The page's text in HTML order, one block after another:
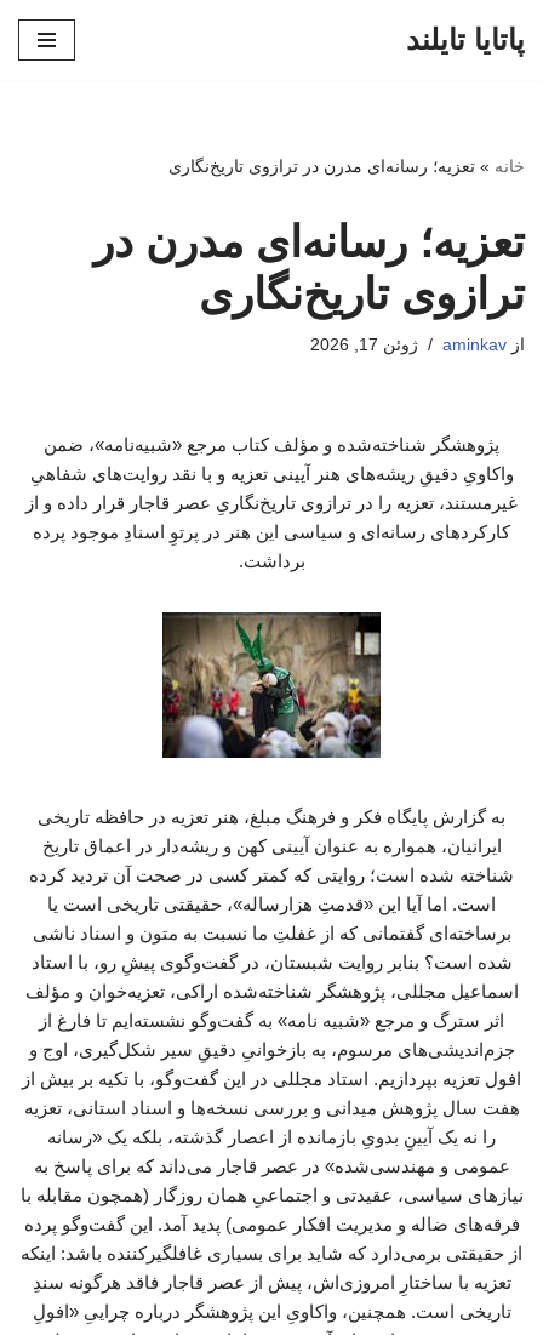
پاتایا تایلند
خانه » تعزیه؛ رسانه‌ای مدرن در ترازوی تاریخ‌نگاری
تعزیه؛ رسانه‌ای مدرن در
ترازوی تاریخ‌نگاری
از aminkav ژوئن 17, 2026
پژوهشگر شناخته‌شده و مؤلف کتاب مرجع «شبیه‌نامه»، ضمن
واکاویِ دقیقِ ریشه‌های هنر آیینی تعزیه و با نقد روایت‌های شفاهیِ
غیرمستند، تعزیه را در ترازوی تاریخ‌نگاریِ عصر قاجار قرار داده و از
کارکردهای رسانه‌ای و سیاسی این هنر در پرتوِ اسنادِ موجود پرده
برداشت.
به گزارش پایگاه فکر و فرهنگ مبلغ، هنر تعزیه در حافظه تاریخی ایرانیان، همواره به عنوان آیینی کهن و ریشه‌دار در اعماق تاریخ شناخته شده است؛ روایتی که کمتر کسی در صحت آن تردید کرده است. اما آیا این «قدمتِ هزارساله»، حقیقتی تاریخی است یا برساخته‌ای گفتمانی که از غفلتِ ما نسبت به متون و اسناد ناشی شده است؟ بنابر روایت شبستان، در گفت‌وگوی پیشِ رو، با استاد اسماعیل مجللی، پژوهشگر شناخته‌شده اراکی، تعزیه‌خوان و مؤلف اثر سترگ و مرجع «شبیه نامه» به گفت‌وگو نشسته‌ایم تا فارغ از جزم‌اندیشی‌های مرسوم، به بازخوانیِ دقیقِ سیر شکل‌گیری، اوج و افول تعزیه بپردازیم. استاد مجللی در این گفت‌وگو، با تکیه بر بیش از هفت سال پژوهش میدانی و بررسی نسخه‌ها و اسناد استانی، تعزیه را نه یک آیینِ بدویِ بازمانده از اعصار گذشته، بلکه یک «رسانه عمومی و مهندسی‌شده» در عصر قاجار می‌داند که برای پاسخ به نیازهای سیاسی، عقیدتی و اجتماعیِ همان روزگار (همچون مقابله با فرقه‌های ضاله و مدیریت افکار عمومی) پدید آمد. این گفت‌وگو پرده از حقیقتی برمی‌دارد که شاید برای بسیاری غافلگیرکننده باشد: اینکه تعزیه با ساختارِ امروزی‌اش، پیش از عصر قاجار فاقد هرگونه سندِ تاریخی است. همچنین، واکاویِ این پژوهشگر درباره چراییِ «افولِ تعزیه در شهرها و بقای آن در روستاها» پس از دوران مشروطه، روایتی بدیع از کنشگریِ اجتماعی در تاریخ معاصر ایران به دست می‌دهد؛ روایتی که در آن، روستاها به پناهگاهی برای نجاتِ این هنر در برابرِ سرکوب‌های حکومتی تبدیل شدند. این مصاحبه، نه تنها دعوت به خوانشی نو از تاریخ هنر ایران، بلکه فراخوانی است برایِ «مستندسازیِ روایت‌های شفاهی» و عبور از کلیشه‌های تاریخی، به سوی حقیقتی که در لابه‌لایِ اسنادِ برجامانده از دوره قاجار نهفته است. هنر تعزیه (شبیه‌خوانی) در کجای تاریخ هنر و ادبیات ایران قرار دارد و چه عناصری آن را شکل داده‌اند؟ هنر تعزیه در کتاب «هنر ایران» به عنوان یک هنر نمایشی و در کتاب «ادبیات ایران» به عنوان بخشی از ادبیات منظوم جای می‌گیرد. این هنرِ فاخر، حاصل اجتماع و هم‌نشینی سه هنر «ادبیات»، «موسیقی» و «نمایش» در بستر هنر چهارمی به نام «معماری» (تکیه) است. ذاتِ شبیه‌خوانی بر پایه این ارکان استوار است: تمام دیالوگ‌ها در تعزیه بدون استثنا به صورت شعر بیان می‌شوند. نقش‌های مثبت (اولیاخوان‌ها)، اشعار خود را با موسیقی و آواز ادا می‌کنند. نقش‌های منفی (اشقیاخوان‌ها)، گفتار خود را به صورت «اشتلم‌خوانی» و بدون آواز بیان می‌کنند و بازیگران با پوشیدن لباس‌هایی با فرم تاریخی، نقش‌آفرینی می‌کنند. تعزیه چنان با این سه هنر عجین شده است که با حذف هر یک از آن‌ها، دیگر با واژه‌ای به نام تعزیه یا شبیه‌خوانی مواجه نخواهیم بود. در واقع، با واکاویِ دقیقِ جایگاهِ این سه هنر در تاریخ و ادبیات ایران، می‌توان به تاریخچه و روزهای پایه‌گذاری این هنر ارزشمند دست یافت. تعزیه دقیقاً از چه دورانی شکل گرفته است؟ در مورد تاریخ پیدایش تعزیه، دیدگاه‌های متعددی وجود دارد که هیچ‌کدام پایه و اساس علمی برای اثبات ندارند و بیشتر بر اساس تحقیقات میدانی و شنیده‌هایی است که از زبان شبیه‌خوانان نقل شده است: برخی با این جمله که «تاریخ پیدایش این هنر معلوم نیست»، از پاسخ به آن طفره رفته‌اند. برخی پیدایش آن را به افسانه‌ها و اسطوره‌ها، به‌ویژه «سیاوش» مرتبط می‌دانند. برخی معتقدند پایه‌های سوگواری نمایشی دقیقاً لحظاتی پس از شهادت امام حسین (ع) و با دیدن مرکب بی‌سوار ایشان توسط اهل‌بیت و به پا کردن زاری و گریه نهاده شده است؛ اما باید توجه داشت که این موضوع با «تعزیه و شبیه‌خوانی» متفاوت است و ارتباطی به آن ندارد. برخی دیگر دوران صفویان را آغاز پیدایش شبیه‌خوانی اعلام کرده‌اند. در نهایت، تمامی اظهارات فوق فاقد پشتوانه علمی هستند و تنها در حد شنیده‌ها و تحقیقات میدانی باقی مانده‌اند. با توجه به اینکه تاریخ هنر و ادبیات ایران روشن است، در مورد دوره زمانی شکل‌گیری و سرانجامِ هنر تعزیه چه نتیجه‌ای می‌توان گرفت؟ اگرچه برخی پژوهشگران تاریخ پیدایش تعزیه را نامعلوم می‌دانند، اما با استناد به تاریخ هنر و ادبیات ایران می‌توان نتیجه گرفت که تمامی مراحل این هنر در «دوره قاجار» رخ داده است. برخلاف نظریاتی که تعزیه را به دوره‌های پیشین نسبت می‌دهند، دوره قاجار نه تنها دوران اوج و شکوفایی، بلکه زمانِ شکل‌گیریِ کامل (صفر تا صد) این هنر است. تعزیه در همین دوره قاجار شکل گرفت، در همین دوران به اوج رونق و شکوفایی رسید و در نهایت در همان عصر نیز دچار افول و مرگ شد. آنچه امروز به عنوان تعزیه و شبیه‌خوانی شاهد هستیم، در واقع کپی‌برداری از همان هنری است که در دوره قاجار شکل گرفته بود. در نتیجه، با واکاوی دقیقِ هنر و ادبیات ایران، دوره قاجار به عنوان تمامِ بازه زمانیِ حیات (پیدایش تا افول) این هنر شناخته می‌شود. با توجه به وضعیت جامعه ایران در قرن نوزدهم (دوره قاجار)، آیا شکل‌گیری هنر تعزیه در میان عموم مردم با شرایطی که ذکر شد، پذیرفتنی است؟ تحلیل شرایط اجتماعی جامعه قاجاری در قرن نوزدهم، پاسخ به این پرسش را به وضوح روشن می‌کند. با نگاهی به ویژگی‌های آن دوران، پذیرش شکل‌گیری تعزیه در میان عموم مردم با چالش‌های جدی مواجه است: جامعه آن دوران با معضلات گسترده‌ای همچون خرافه‌پرستی، فقر شدید (که در مواردی منجر به فروش کودکان می‌شد)، بی‌سوادیِ بیش از ۹۰ درصد مردم، و سیستم ظالمانه ارباب‌رعیتی دست‌به‌گریبان بود. هنرهایی مانند موسیقی و نمایش در آن مقطع با تحریم‌های مذهبی مواجه بودند. با وجود چنین شرایطی، این پرسش مطرح می‌شود که چگونه افرادی (که رد پای بسیاری از آن‌ها در روستاها بود) توانستند نمایشنامه‌هایی منظوم و آهنگین تنظیم کنند و حتی نقش زنانِ قهرمان و تأثیرگذار مذهبی را توسط مردان اجرا کنند؟ نتیجه‌گیری بر اساس این شواهد تاریخی این است که شکل‌گیری و جاری شدن چنین هنری با این پیچیدگی‌های ادبی، موسیقایی و نمایشی در میان توده مردمِ آن زمان، با توجه به معضلات ذکر شده، به هیچ عنوان پذیرفتنی نیست. با توجه به تناقضات اجتماعی دوره قاجار که پیش‌تر ذکر شد، چگونه می‌توان پیدایش و حضور متون و ساختار هنری تعزیه را در آن دوران تبیین کرد؟ ظهور هنر تعزیه را باید در بستر تحولات پس از جنگ‌های ایران و روس و آغاز جنبش روشنفکری در دوره قاجار جستجو کرد. پس از جنگ‌های ایران و روس، ایران در حالی که جامعه‌ای کاملاً فقیر و سنتی داشت، در برابر پیشرفت‌های سریع غرب قرار گرفت. این شکست‌ها و مواجهه با دنیای خارج، زمینه‌ساز شکل‌گیری جریانی به نام «جنبش روشنفکری» شد که هدف آن فاصله گرفتن از سنت‌های مطلق و حرکت به سمتِ به‌روز شدن بود.شاکله و ساختار تعزیه، بازتابی از همین جریان روشنفکری است. هنرهایی نظیر موسیقی و نمایش که تا پیش از آن تحت تحریم مذهبی بودند، نه تنها از حصار این تحریم خارج شدند، بلکه به‌طور کامل در خدمت مذهب قرار گرفتند. اقدام عامه مردم برای ظاهر شدن در هیبت معصومین به صورت نمایشی، حرکتی نوگرا و متفاوت با فضای سنتی پیشین بود. با استناد به این رخدادها، دوره قاجاریان دقیقاً همان مقطع تاریخی است که بستر لازم برای شکل‌گیری تعزیه را فراهم کرد و این هنر به عنوان نمودِ بیرونیِ تلاش جامعه آن روز برای گذار از سنت و ورود به فضایی تازه، پدیدار گشت. ارتباط میان وضعیت ادبیات ایران در دوره قاجار و شکل‌گیری نسخه‌های منظوم تعزیه چیست؟ بر اساس تحلیل شما، فقر ادبیِ حاکم بر ایران از دوران صفویه تا عهد فتحعلی‌شاه، بسترِ متفاوتی را برای ظهور تعزیه فراهم آورد که به شرح زیر است: تاریخ ادبیات ایران گواه آن است که دورانِ حد فاصل صفویان تا فتحعلی‌شاه، فقیرترین مقطع ادبیات ایران بوده است؛ دورانی که هم تعداد شاعران در آن بسیار اندک بود و هم مردم آگاهی و انسِ چندانی با شعر و ادبیات نداشتند. با آغاز عهد فتحعلی‌شاه، تحولی بنیادین رخ داد. حکومت با شناسایی و گردآوری شاعران و رونق بخشیدن به محافل ادبی، زمینه‌ساز شکل‌گیری «نهضت بازگشت ادبی» شد. در این نهضت، شاعران بر اساس سبکِ شاعران کلاسیک ایران اقدام به سرایش شعر کردند. نسخه‌ها و متون تعزیه، محصول مستقیم همین محافل ادبیِ نوپا بودند. سبکِ سرایش در این نسخه‌ها کاملاً مشابه سبک شاعران کلاسیک ایران است؛ به عبارت دیگر، ادبیاتِ موجود در نسخه‌های تعزیه، دقیقاً با مقتضیات و ویژگی‌های ادبیِ «دوران بازگشت» مطابقت دارد. بنابراین، تعزیه نه به عنوان پدیده‌ای جداافتاده، بلکه به عنوان خروجیِ نهضت بازگشت ادبی در عصر قاجار، از دلِ محافل ادبیِ همین دوران بیرون آمده است. چه شواهد تاریخی دیگری، علاوه بر تحولات ادبی، اثبات‌کننده شکل‌گیریِ ساختار تعزیه در دوره قاجار است؟ برای اثبات این نظریه که تعزیه محصول دوران قاجار است، می‌توان به تطورِ هم‌زمانِ «نمایش» و «موسیقی» در همین دوره استناد کرد: تاریخ نمایش ایران نشان می‌دهد که اولین متون نمایشی بر اساس نقشه راه (نمایشنامه)، دقیقاً در دوره قاجار به مردم معرفی شدند. در این دوران، میرزا فتحعلی آخوندزاده اقدام به نگارش متون نمایشی کرد و پس از او، میرزا آقا تبریزی نمایشنامه‌های خود را تنظیم نمود؛ این اسناد، آغازِ رسمیِ هنر نمایش را در همان مقطع تثبیت می‌کند. موسیقیِ دستگاهی ایران با چیدمانِ «هفت دستگاه» که امروزه در اختیار داریم، در دوره ناصری توسط میرزا عبدالله فراهانی تدوین شده است. تا پیش از آن، موسیقی در فضای جامعه جایگاهی نداشت و با تحریم مذهبی مواجه بود. از دیدگاه شما، تعزیه اساساً برای «نجات موسیقی» ساخته شد تا این هنر بتواند از حصار تحریم خارج شده و با مردم آشتی کند. این امر در ساختار تعزیه به خوبی مشهود است: کلام آن‌ها با آهنگ و موسیقی همراه است تا موسیقی را به خدمتِ مذهب درآورد. برخلاف نقش‌های مثبت، کلام این افراد به صورت «اشتلم‌خوانی» و با صداهای بلند و بدون هیچ‌گونه آهنگ بیان می‌شود که نشان‌دهنده تفاوتِ کارکردیِ موسیقی در ساختار تعزیه است. بر اساس شواهد تاریخی تعزیه تنها یک فرم آیینی نیست، بلکه دستاوردی هنری است که در دوره قاجار با استفاده از ظرفیت‌های نوینِ ادبیات (نهضت بازگشت)، نمایش (آثار آخوندزاده و تبریزی) و موسیقی (تدوین دستگاه‌ها) شکل گرفته است. چرا و چگونه هنر تعزیه در عهد قاجار توسط حکومت شکل گرفت و گسترش یافت؟ تعزیه به عنوان پدیده‌ای که در دربار و تهرانِ قدیم متولد شد، توسط حاکمان قاجار در سایر شهرهای ایران نیز بازتولید گردید. حاکمان محلی با مشاهده این هنر در پایتخت، نمونه‌های آن را به مناطق خود برده و نسخه‌های تعزیه را از تهران به سراسر کشور صادر کردند. نسخه‌های تعزیه که در دربار سروده می‌شد، به دلیل نظارت مستقیم علمای آن دوران، از غنای ادبی، مذهبی و تاریخی بالایی برخوردار بودند. این نظارت به قدری دقیق بود که کوچک‌ترین مغایرت با شئونات اسلامی (مانند نمونه مجلس «عروسی دختر قریش») با موضع‌گیری سریع علما مواجه می‌شد. شکل‌گیری این هنر در آن دوران به دلایل استراتژیک صورت گرفت: تداوم فرآیند رسمی‌سازی مذهب تشیع که از عهد صفوی آغاز شده بود، نیازمند ابزاری کارآمد و اثرگذار بود؛ تعزیه بهترین بستر برای ترویج و تثبیت آموزه‌های شیعی در میان توده مردم محسوب می‌شد. با بروز تهدیدات علیه مذهب تشیع در آن مقطع تاریخی، حکومت قاجار با هوشمندی از ابزار هنر برای خنثی‌سازی تهدیدات و تقویت مبانی مذهبی خود بهره برد. در مجموع، تعزیه نه یک جریان خودجوشِ مردمی، بلکه یک پروژه حکومتیِ هدفمند بود که با تلفیق هنر و مذهب، به عنوان ابزاری برای تثبیت قدرت سیاسی و تبلیغی در عصر قاجار به کار گرفته شد. چه تهدیدات و نیازهای اجتماعی منجر به استفاده قاجاریان از «تعزیه» به عنوان یک رسانه شد؟ شکل‌گیری تعزیه در دوره قاجار پاسخی راهبردی به چالش‌های سیاسی، مذهبی و اجتماعی آن زمان بود: تخریب حرم امام حسین (ع) در عراق توسط وهابیون، یک بحران اعتقادی و سیاسی برای مذهب تشیع ایجاد کرده بود. ظهور جریان‌هایی مانند «با